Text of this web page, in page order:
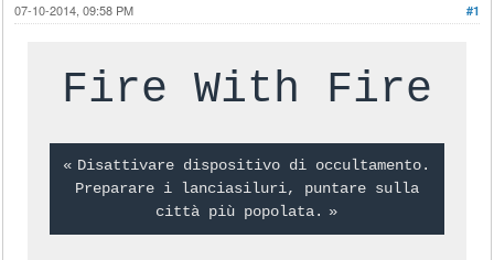
#1
07-10-2014, 09:58 PM
Fire With Fire
Disattivare dispositivo di occultamento.
Preparare i lanciasiluri, puntare sulla
città più popolata.